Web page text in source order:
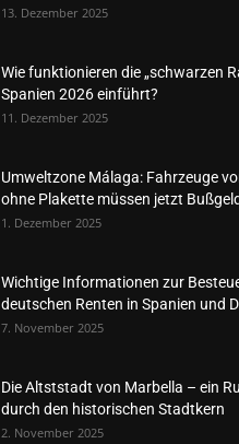
13. Dezember 2025
Wie funktionieren die „schwarzen
Spanien 2026 einführt?
11. Dezember 2025
Umweltzone Málaga: Fahrzeuge
ohne Plakette müssen jetzt
1. Dezember 2025
Wichtige Informationen zur
deutschen Renten in Spanien und
7. November 2025
Die Altststadt von Marbella – ein
durch den historischen Stadtkern
2. November 2025